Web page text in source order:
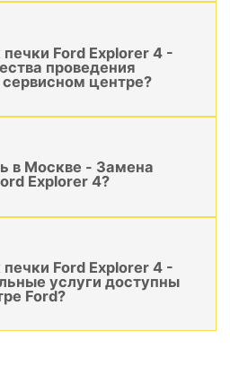
Ford Explorer 4 -
проведения
центре?
в Москве - Замена
Explorer 4?
Ford Explorer 4 -
услуги доступны
Ford?